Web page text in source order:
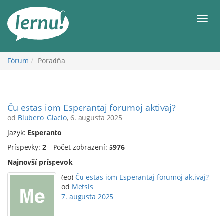
obsah
Fórum Poradňa
Ĉu estas iom Esperantaj forumoj aktivaj?
od Blubero_Glacio, 6. augusta 2025
Jazyk: Esperanto
Príspevky: 2 Počet zobrazení: 5976
Najnovší príspevok
(eo) Ĉu estas iom Esperantaj forumoj aktivaj?
od Metsis
7. augusta 2025